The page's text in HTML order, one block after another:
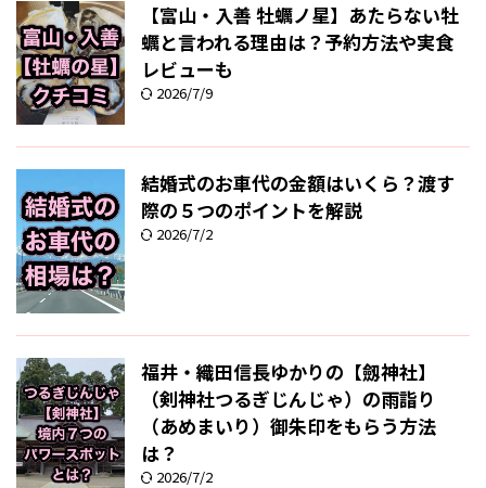
【富山・入善 牡蠣ノ星】あたらない牡
蠣と言われる理由は？予約方法や実食
レビューも
2026/7/9
結婚式のお車代の金額はいくら？渡す
際の５つのポイントを解説
2026/7/2
福井・織田信長ゆかりの【劔神社】
（剣神社つるぎじんじゃ）の雨詣り
（あめまいり）御朱印をもらう方法
は？
2026/7/2